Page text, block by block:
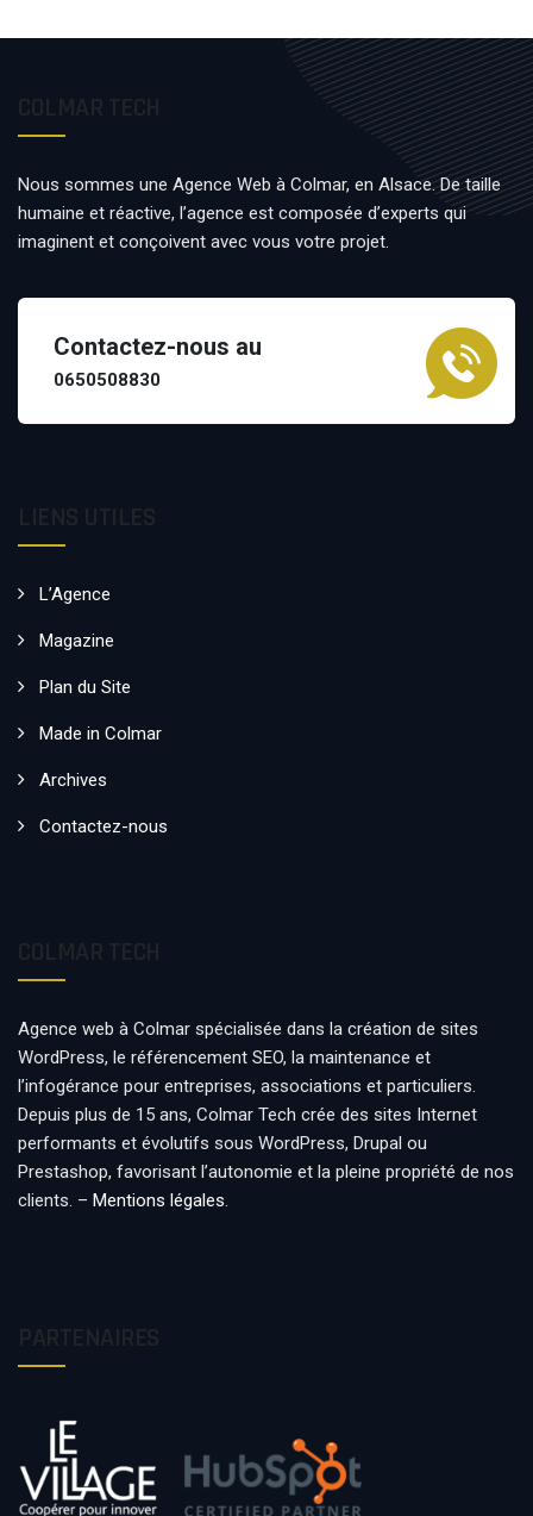
Nous sommes une Agence Web à Colmar, en Alsace. De taille
humaine et réactive, l’agence est composée d’experts qui
imaginent et conçoivent avec vous votre projet.
Contactez-nous au
0650508830
L’Agence
Magazine
Plan du Site
Made in Colmar
Archives
Contactez-nous
Agence web à Colmar spécialisée dans la création de sites
WordPress, le référencement SEO, la maintenance et
l’infogérance pour entreprises, associations et particuliers.
Depuis plus de 15 ans, Colmar Tech crée des sites Internet
performants et évolutifs sous WordPress, Drupal ou
Prestashop, favorisant l’autonomie et la pleine propriété de nos
clients. – Mentions légales